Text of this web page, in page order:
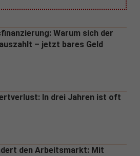
Warum sich der
– jetzt bares Geld
In drei Jahren ist oft
den Arbeitsmarkt: Mit